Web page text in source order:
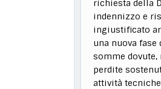
richiesta della
indennizzo e
ingiustificato
una nuova fase
somme
perdite
attività